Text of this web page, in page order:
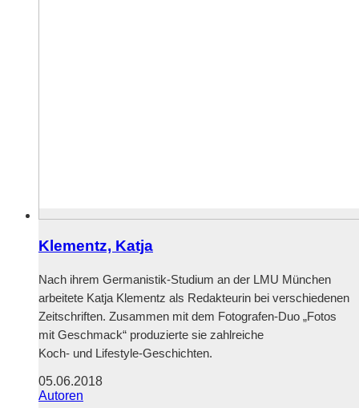
Klementz, Katja
Nach ihrem Germanistik-Studium an der LMU München
arbeitete Katja Klementz als Redakteurin bei verschiedenen
Zeitschriften. Zusammen mit dem Fotografen-Duo „Fotos
mit Geschmack“ produzierte sie zahlreiche
Koch- und Lifestyle-Geschichten.
05.06.2018
Autoren